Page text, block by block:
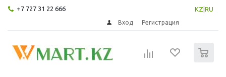
+7 727 31 22 666 KZ RU
Вход Регистрация